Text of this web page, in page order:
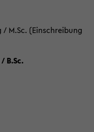
M.Sc. (Einschreibung
B.Sc.